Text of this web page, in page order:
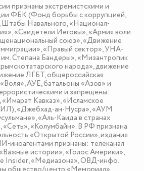
признаны экстремистскими и
ФБК (Фонд борьбы с коррупцией,
Штабы Навального, «Национал-
«Свидетели Иеговы», «Армия воли
союз», «Движение
«Правый сектор», УНА-
Степана Бандеры», «Мизантропик
народа», движение
ЛГБТ, общероссийская
АУЕ, батальоны «Азов» и
и запрещены:
Кавказ», «Исламское
«Джебхад-ан-Нусра», «АУМ
«Аль-Каида в странах
«Сеть», «Колумбайн». В РФ признана
«Открытой России», издания
признаны: телеканал
истории», «Голос Америки»,
Insider, «Медиазона», ОВД-инфо.